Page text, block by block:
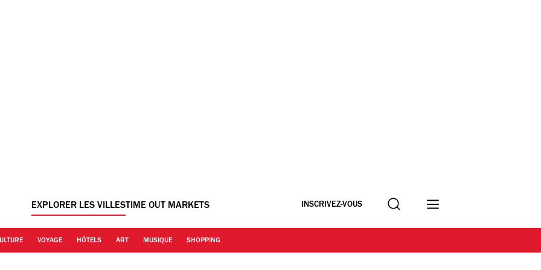
EXPLORER LES VILLESTIME OUT MARKETS INSCRIVEZ-VOUS Recherche
VOYAGE HÔTELS ART MUSIQUE SHOPPING